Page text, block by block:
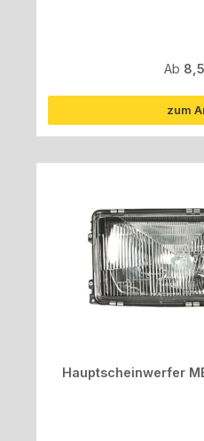
Ab
zum
Hauptscheinwerfer